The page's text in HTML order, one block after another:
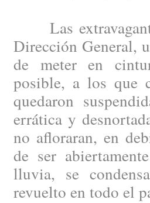
Las
Dirección General,
de meter en
posible, a los que
quedaron
errática y
no afloraran, en
de ser
lluvia, se
revuelto en todo el